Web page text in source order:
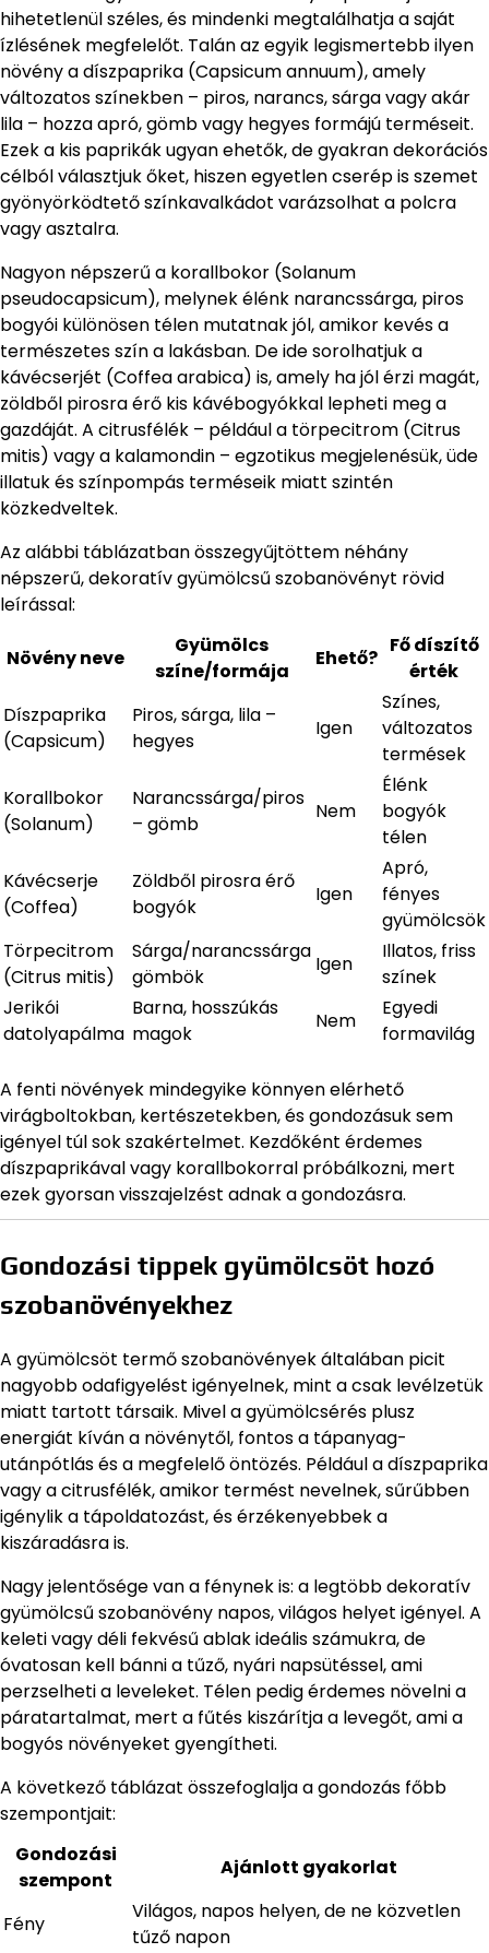
hihetetlenül széles, és mindenki megtalálhatja a saját
ízlésének megfelelőt. Talán az egyik legismertebb ilyen
növény a díszpaprika (Capsicum annuum), amely
változatos színekben – piros, narancs, sárga vagy akár
lila – hozza apró, gömb vagy hegyes formájú terméseit.
Ezek a kis paprikák ugyan ehetők, de gyakran dekorációs
célból választjuk őket, hiszen egyetlen cserép is szemet
gyönyörködtető színkavalkádot varázsolhat a polcra
vagy asztalra.
Nagyon népszerű a korallbokor (Solanum
pseudocapsicum), melynek élénk narancssárga, piros
bogyói különösen télen mutatnak jól, amikor kevés a
természetes szín a lakásban. De ide sorolhatjuk a
kávécserjét (Coffea arabica) is, amely ha jól érzi magát,
zöldből pirosra érő kis kávébogyókkal lepheti meg a
gazdáját. A citrusfélék – például a törpecitrom (Citrus
mitis) vagy a kalamondin – egzotikus megjelenésük, üde
illatuk és színpompás terméseik miatt szintén
közkedveltek.
Az alábbi táblázatban összegyűjtöttem néhány
népszerű, dekoratív gyümölcsű szobanövényt rövid
leírással:
Növény neve
Gyümölcs
színe/formája
Ehető?
Fő díszítő
érték
Díszpaprika
(Capsicum)
Piros, sárga, lila –
hegyes
Igen
Színes,
változatos
termések
Korallbokor
(Solanum)
Narancssárga/piros
– gömb
Nem
Élénk
bogyók
télen
Kávécserje
(Coffea)
Zöldből pirosra érő
bogyók
Igen
Apró,
fényes
gyümölcsök
Törpecitrom
(Citrus mitis)
Sárga/narancssárga
gömbök
Igen
Illatos, friss
színek
Jerikói
datolyapálma
Barna, hosszúkás
magok
Nem
Egyedi
formavilág
A fenti növények mindegyike könnyen elérhető
virágboltokban, kertészetekben, és gondozásuk sem
igényel túl sok szakértelmet. Kezdőként érdemes
díszpaprikával vagy korallbokorral próbálkozni, mert
ezek gyorsan visszajelzést adnak a gondozásra.
Gondozási tippek gyümölcsöt hozó
szobanövényekhez
A gyümölcsöt termő szobanövények általában picit
nagyobb odafigyelést igényelnek, mint a csak levélzetük
miatt tartott társaik. Mivel a gyümölcsérés plusz
energiát kíván a növénytől, fontos a tápanyag-
utánpótlás és a megfelelő öntözés. Például a díszpaprika
vagy a citrusfélék, amikor termést nevelnek, sűrűbben
igénylik a tápoldatozást, és érzékenyebbek a
kiszáradásra is.
Nagy jelentősége van a fénynek is: a legtöbb dekoratív
gyümölcsű szobanövény napos, világos helyet igényel. A
keleti vagy déli fekvésű ablak ideális számukra, de
óvatosan kell bánni a tűző, nyári napsütéssel, ami
perzselheti a leveleket. Télen pedig érdemes növelni a
páratartalmat, mert a fűtés kiszárítja a levegőt, ami a
bogyós növényeket gyengítheti.
A következő táblázat összefoglalja a gondozás főbb
szempontjait:
Gondozási
szempont
Ajánlott gyakorlat
Fény
Világos, napos helyen, de ne közvetlen
tűző napon